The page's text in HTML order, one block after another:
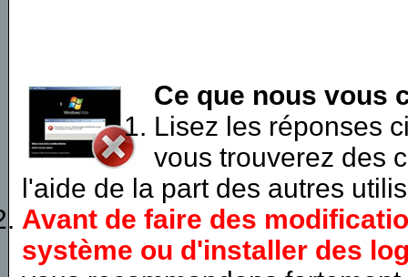
Ce que nous vous
Lisez les réponses
vous trouverez des
l'aide de la part des autres
Avant de faire des
système ou d'installer des